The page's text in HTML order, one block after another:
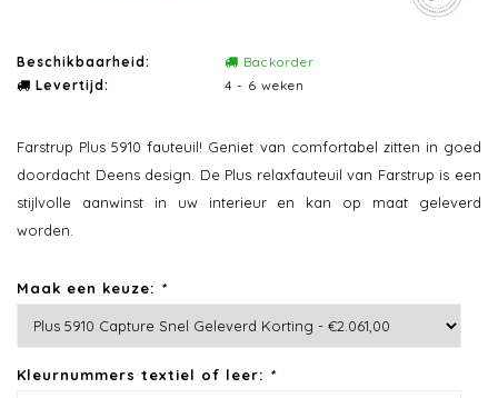
Beschikbaarheid:
Backorder
Levertijd:
4 - 6 weken
Farstrup Plus 5910 fauteuil! Geniet van comfortabel zitten in goed
doordacht Deens design. De Plus relaxfauteuil van Farstrup is een
stijlvolle aanwinst in uw interieur en kan op maat geleverd
worden.
Maak een keuze: *
Kleurnummers textiel of leer: *